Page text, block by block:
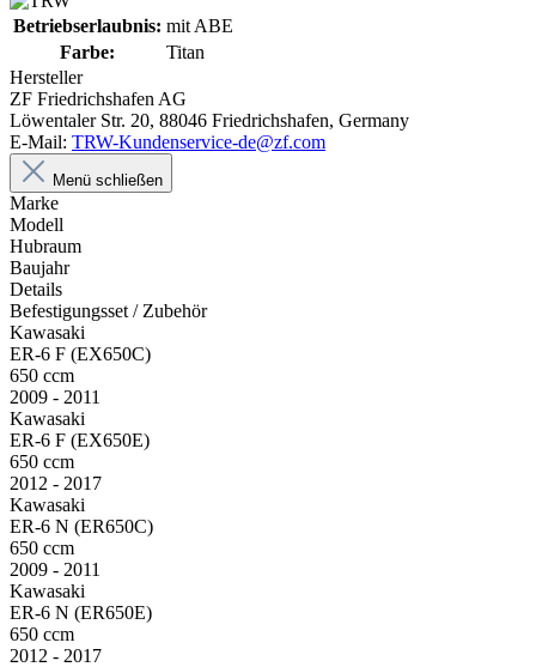
Betriebserlaubnis: mit ABE
Farbe:
Titan
Hersteller
ZF Friedrichshafen AG
Löwentaler Str. 20, 88046 Friedrichshafen, Germany
E-Mail: TRW-Kundenservice-de@zf.com
Menü schließen
Marke
Modell
Hubraum
Baujahr
Details
Befestigungsset / Zubehör
Kawasaki
ER-6 F (EX650C)
650 ccm
2009 - 2011
Kawasaki
ER-6 F (EX650E)
650 ccm
2012 - 2017
Kawasaki
ER-6 N (ER650C)
650 ccm
2009 - 2011
Kawasaki
ER-6 N (ER650E)
650 ccm
2012 - 2017